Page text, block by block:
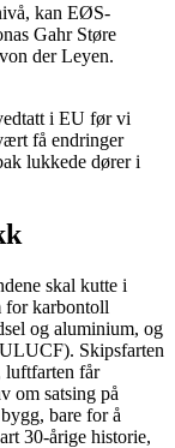
kan EØS-
Gahr Støre
der Leyen.
i EU før vi
få endringer
lukkede dører i
skal kutte i
for karbontoll
og aluminium, og
Skipsfarten
luftfarten får
om satsing på
bare for å
30-årige historie,